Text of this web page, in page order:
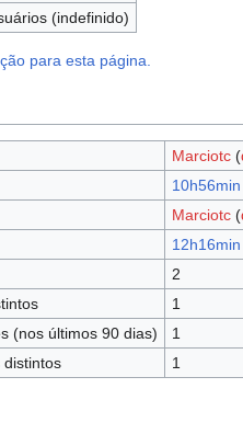
(indefinido)
para esta página.
Marciotc (
Marciotc (
2
1
(nos últimos 90 dias)
1
1